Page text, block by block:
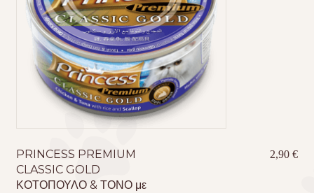
PRINCESS PREMIUM
CLASSIC GOLD
ΚΟΤΟΠΟΥΛΟ & ΤΟΝΟ με
2,90€